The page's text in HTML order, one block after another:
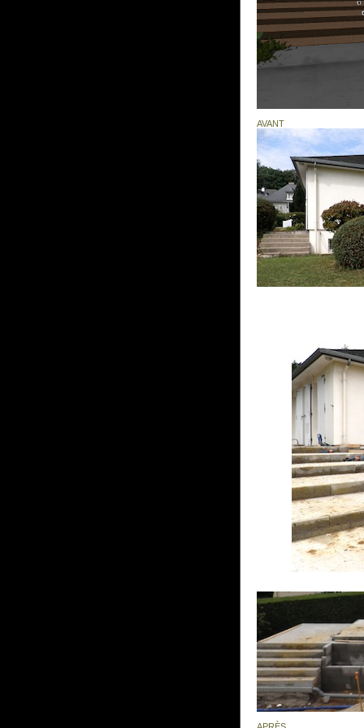
AVANT